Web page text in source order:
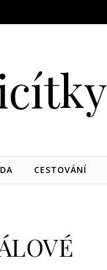
CESTOVÁNÍ